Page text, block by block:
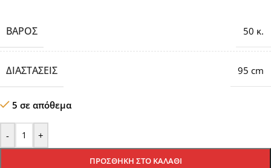
ΒΆΡΟΣ 50 κ.
ΔΙΑΣΤΆΣΕΙΣ 95 cm
5 σε απόθεμα
- +
ΠΡΟΣΘΉΚΗ ΣΤΟ ΚΑΛΆΘΙ